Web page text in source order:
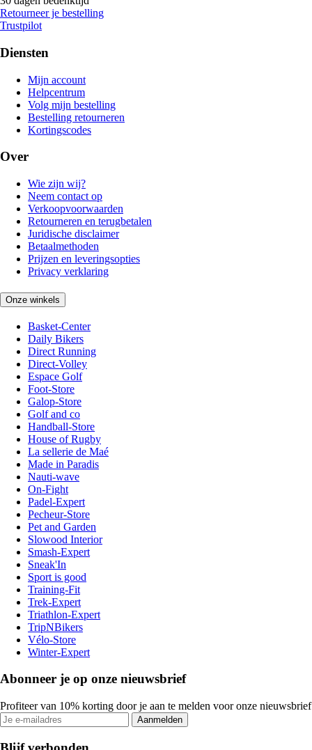
Retourneer je bestelling
Trustpilot
Diensten
Mijn account
Helpcentrum
Volg mijn bestelling
Bestelling retourneren
Kortingscodes
Over
Wie zijn wij?
Neem contact op
Verkoopvoorwaarden
Retourneren en terugbetalen
Juridische disclaimer
Betaalmethoden
Prijzen en leveringsopties
Privacy verklaring
Onze winkels
Basket-Center
Daily Bikers
Direct Running
Direct-Volley
Espace Golf
Foot-Store
Galop-Store
Golf and co
Handball-Store
House of Rugby
La sellerie de Maé
Made in Paradis
Nauti-wave
On-Fight
Padel-Expert
Pecheur-Store
Pet and Garden
Slowood Interior
Smash-Expert
Sneak'In
Sport is good
Training-Fit
Trek-Expert
Triathlon-Expert
TripNBikers
Vélo-Store
Winter-Expert
Abonneer je op onze nieuwsbrief
Profiteer van 10% korting door je aan te melden voor onze nieuwsbrief
Aanmelden